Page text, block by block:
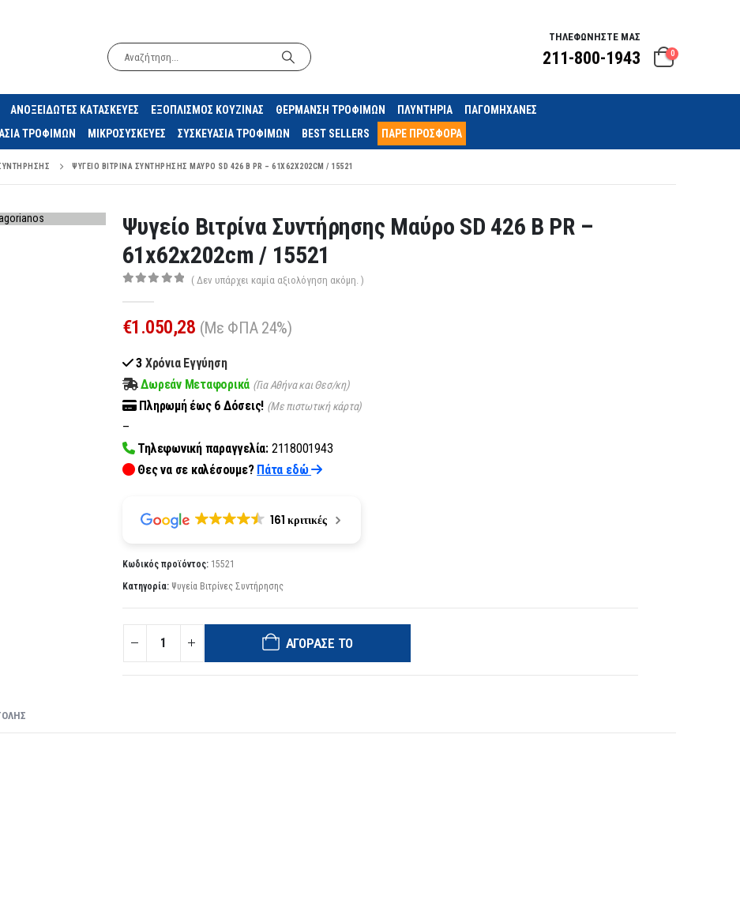
ΤΗΛΕΦΩΝΗΣΤΕ ΜΑΣ
211-800-1943 0
ΑΝΟΞΕΙΔΩΤΕΣ ΚΑΤΑΣΚΕΥΕΣ ΕΞΟΠΛΙΣΜΟΣ ΚΟΥΖΙΝΑΣ ΘΕΡΜΑΝΣΗ ΤΡΟΦΙΜΩΝ ΠΛΥΝΤΗΡΙΑ
ΠΑΓΟΜΗΧΑΝΕΣ
ΤΡΟΦΙΜΩΝ
ΜΙΚΡΟΣΥΣΚΕΥΕΣ ΣΥΣΚΕΥΑΣΙΑ ΤΡΟΦΙΜΩΝ BEST SELLERS ΠΑΡΕ ΠΡΟΣΦΟΡΑ
ΨΥΓΕΊΟ ΒΙΤΡΊΝΑ ΣΥΝΤΉΡΗΣΗΣ ΜΑΎΡΟ SD 426 B PR – 61X62X202CM / 15521
Ψυγείο Βιτρίνα Συντήρησης Μαύρο SD 426 B PR –
61x62x202cm / 15521
( Δεν υπάρχει καμία αξιολόγηση ακόμη. )
€1.050,28 (Με ΦΠΑ 24%)
3 Χρόνια Εγγύηση
Δωρεάν Μεταφορικά (Για Αθήνα και Θεσ/κη)
Πληρωμή έως 6 Δόσεις! (Με πιστωτική κάρτα)
–
Τηλεφωνική παραγγελία:2118001943
Θες να σε καλέσουμε? Πάτα εδώ
161 κριτικές
Κωδικός προϊόντος: 15521
Κατηγορία: Ψυγεία Βιτρίνες Συντήρησης
ΑΓΌΡΑΣΈ ΤΟ